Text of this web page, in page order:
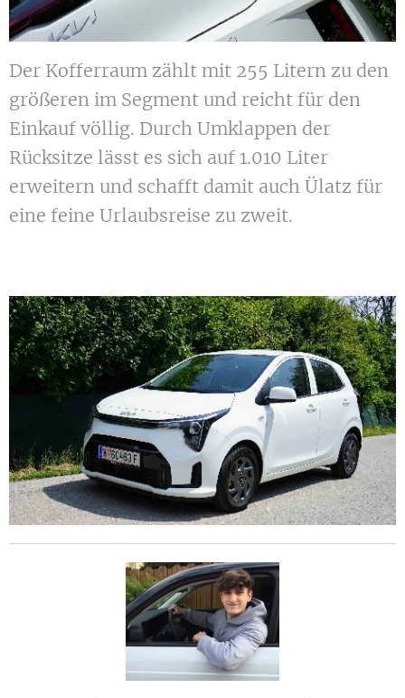
Der Kofferraum zählt mit 255 Litern zu den
größeren im Segment und reicht für den
Einkauf völlig. Durch Umklappen der
Rücksitze lässt es sich auf 1.010 Liter
erweitern und schafft damit auch Ülatz für
eine feine Urlaubsreise zu zweit.